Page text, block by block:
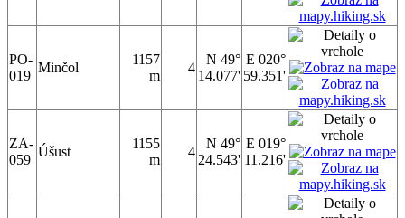
PO-
019
Minčol
1157
m
4
N 49°
14.077'
E 020°
59.351'
ZA-
059
Úšust
1155
m
4
N 49°
24.543'
E 019°
11.216'